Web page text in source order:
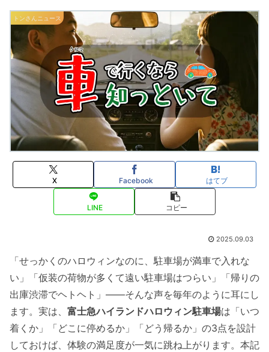
トンさんニュース
X Facebook はてブ
LINE コピー
2025.09.03
「せっかくのハロウィンなのに、駐車場が満車で入れな
い」「仮装の荷物が多くて遠い駐車場はつらい」「帰りの
出庫渋滞でヘトヘト」——そんな声を毎年のように耳にし
ます。実は、 富士急ハイランドハロウィン駐車場は「いつ
着くか」「どこに停めるか」「どう帰るか」の3点を設計
しておけば、体験の満足度が一気に跳ね上がります。本記